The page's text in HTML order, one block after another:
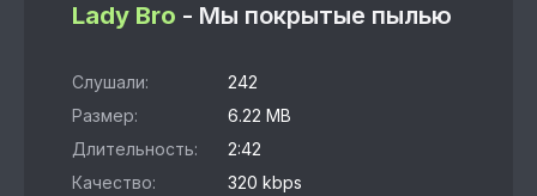
Lady Bro - Мы покрытые пылью
Слушали:
242
Размер:
6.22 MB
Длительность:
2:42
Качество:
320 kbps